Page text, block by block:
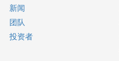
新闻
团队
投资者